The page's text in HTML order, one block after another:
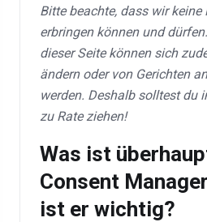
Bitte beachte, dass wir keine
erbringen können und
dieser Seite können sich
ändern oder von Gerichten
werden. Deshalb solltest du
zu Rate ziehen!
Was ist
Consent
ist er wichtig?